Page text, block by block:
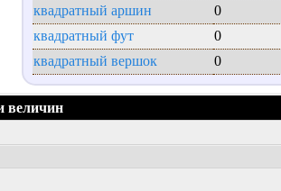
квадратный аршин
0
квадратный фут
0
квадратный вершок
0
величин